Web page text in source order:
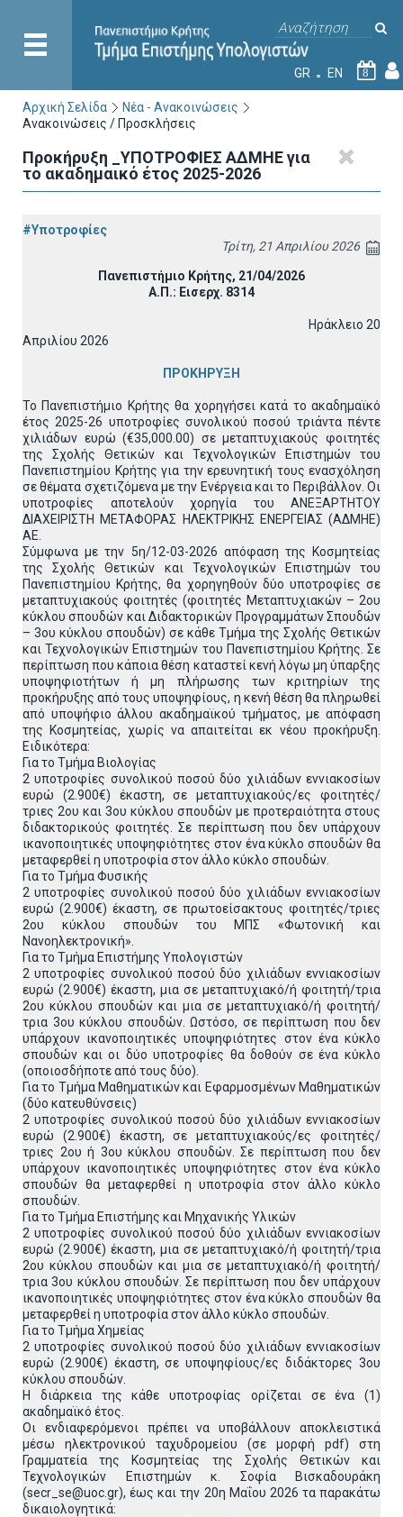
GR EN 8
Αρχική Σελίδα
Νέα - Ανακοινώσεις
Ανακοινώσεις / Προσκλήσεις
Προκήρυξη _ΥΠΟΤΡΟΦΙΕΣ ΑΔΜΗΕ για
το ακαδημαικό έτος 2025-2026
#Υποτροφίες
Τρίτη, 21 Απριλίου 2026
Πανεπιστήμιο Κρήτης, 21/04/2026
Α.Π.: Εισερχ. 8314
Ηράκλειο 20
Απριλίου 2026
ΠΡΟΚΗΡΥΞΗ
Το Πανεπιστήμιο Κρήτης θα χορηγήσει κατά το ακαδημαϊκό
έτος 2025-26 υποτροφίες συνολικού ποσού τριάντα πέντε
χιλιάδων ευρώ (€35,000.00) σε μεταπτυχιακούς φοιτητές
της Σχολής Θετικών και Τεχνολογικών Επιστημών του
Πανεπιστημίου Κρήτης για την ερευνητική τους ενασχόληση
σε θέματα σχετιζόμενα με την Ενέργεια και το Περιβάλλον. Οι
υποτροφίες αποτελούν χορηγία του ΑΝΕΞΑΡΤΗΤΟΥ
ΔΙΑΧΕΙΡΙΣΤΗ ΜΕΤΑΦΟΡΑΣ ΗΛΕΚΤΡΙΚΗΣ ΕΝΕΡΓΕΙΑΣ (ΑΔΜΗΕ)
ΑΕ.
Σύμφωνα με την 5η/12-03-2026 απόφαση της Κοσμητείας
της Σχολής Θετικών και Τεχνολογικών Επιστημών του
Πανεπιστημίου Κρήτης, θα χορηγηθούν δύο υποτροφίες σε
μεταπτυχιακούς φοιτητές (φοιτητές Μεταπτυχιακών – 2ου
κύκλου σπουδών και Διδακτορικών Προγραμμάτων Σπουδών
– 3ου κύκλου σπουδών) σε κάθε Τμήμα της Σχολής Θετικών
και Τεχνολογικών Επιστημών του Πανεπιστημίου Κρήτης. Σε
περίπτωση που κάποια θέση καταστεί κενή λόγω μη ύπαρξης
υποψηφιοτήτων ή μη πλήρωσης των κριτηρίων της
προκήρυξης από τους υποψηφίους, η κενή θέση θα πληρωθεί
από υποψήφιο άλλου ακαδημαϊκού τμήματος, με απόφαση
της Κοσμητείας, χωρίς να απαιτείται εκ νέου προκήρυξη.
Ειδικότερα:
Για το Τμήμα Βιολογίας
2 υποτροφίες συνολικού ποσού δύο χιλιάδων εννιακοσίων
ευρώ (2.900€) έκαστη, σε μεταπτυχιακούς/ες φοιτητές/
τριες 2ου και 3ου κύκλου σπουδών με προτεραιότητα στους
διδακτορικούς φοιτητές. Σε περίπτωση που δεν υπάρχουν
ικανοποιητικές υποψηφιότητες στον ένα κύκλο σπουδών θα
μεταφερθεί η υποτροφία στον άλλο κύκλο σπουδών.
Για το Τμήμα Φυσικής
2 υποτροφίες συνολικού ποσού δύο χιλιάδων εννιακοσίων
ευρώ (2.900€) έκαστη, σε πρωτοείσακτους φοιτητές/τριες
2ου κύκλου σπουδών του ΜΠΣ «Φωτονική και
Νανοηλεκτρονική».
Για το Τμήμα Επιστήμης Υπολογιστών
2 υποτροφίες συνολικού ποσού δύο χιλιάδων εννιακοσίων
ευρώ (2.900€) έκαστη, μια σε μεταπτυχιακό/ή φοιτητή/τρια
2ου κύκλου σπουδών και μια σε μεταπτυχιακό/ή φοιτητή/
τρια 3ου κύκλου σπουδών. Ωστόσο, σε περίπτωση που δεν
υπάρχουν ικανοποιητικές υποψηφιότητες στον ένα κύκλο
σπουδών και οι δύο υποτροφίες θα δοθούν σε ένα κύκλο
(οποιοσδήποτε από τους δύο).
Για το Τμήμα Μαθηματικών και Εφαρμοσμένων Μαθηματικών
(δύο κατευθύνσεις)
2 υποτροφίες συνολικού ποσού δύο χιλιάδων εννιακοσίων
ευρώ (2.900€) έκαστη, σε μεταπτυχιακούς/ες φοιτητές/
τριες 2ου ή 3ου κύκλου σπουδών. Σε περίπτωση που δεν
υπάρχουν ικανοποιητικές υποψηφιότητες στον ένα κύκλο
σπουδών θα μεταφερθεί η υποτροφία στον άλλο κύκλο
σπουδών.
Για το Τμήμα Επιστήμης και Μηχανικής Υλικών
2 υποτροφίες συνολικού ποσού δύο χιλιάδων εννιακοσίων
ευρώ (2.900€) έκαστη, μια σε μεταπτυχιακό/ή φοιτητή/τρια
2ου κύκλου σπουδών και μια σε μεταπτυχιακό/ή φοιτητή/
τρια 3ου κύκλου σπουδών. Σε περίπτωση που δεν υπάρχουν
ικανοποιητικές υποψηφιότητες στον ένα κύκλο σπουδών θα
μεταφερθεί η υποτροφία στον άλλο κύκλο σπουδών.
Για το Τμήμα Χημείας
2 υποτροφίες συνολικού ποσού δύο χιλιάδων εννιακοσίων
ευρώ (2.900€) έκαστη, σε υποψηφίους/ες διδάκτορες 3ου
κύκλου σπουδών.
Η διάρκεια της κάθε υποτροφίας ορίζεται σε ένα (1)
ακαδημαϊκό έτος.
Οι ενδιαφερόμενοι πρέπει να υποβάλλουν αποκλειστικά
μέσω ηλεκτρονικού ταχυδρομείου (σε μορφή pdf) στη
Γραμματεία της Κοσμητείας της Σχολής Θετικών και
Τεχνολογικών Επιστημών κ. Σοφία Βισκαδουράκη
(secr_se@uoc.gr), έως και την 20η Μαΐου 2026 τα παρακάτω
δικαιολογητικά: